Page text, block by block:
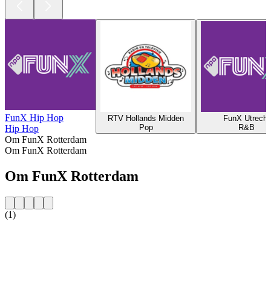
FunX Hip Hop
Hip Hop
RTV Hollands Midden
Pop
FunX Utrecht
R&B
Om FunX Rotterdam
Om FunX Rotterdam
Om FunX Rotterdam
(1)